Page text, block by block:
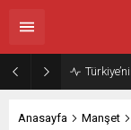
Anasayfa
Manşet